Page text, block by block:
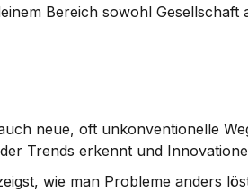
Bereich sowohl Gesellschaft
neue, oft unkonventionelle
Trends erkennt und
wie man Probleme anders